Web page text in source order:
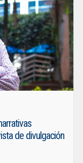
de divulgación